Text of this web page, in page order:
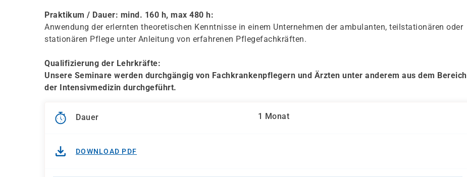
Praktikum / Dauer: mind. 160 h, max 480 h:
Anwendung der erlernten theoretischen Kenntnisse in einem Unternehmen der ambulanten, teilstationären oder
stationären Pflege unter Anleitung von erfahrenen Pflegefachkräften.
Qualifizierung der Lehrkräfte:
Unsere Seminare werden durchgängig von Fachkrankenpflegern und Ärzten unter anderem aus dem Bereich
der Intensivmedizin durchgeführt.
Dauer 1 Monat
DOWNLOAD PDF